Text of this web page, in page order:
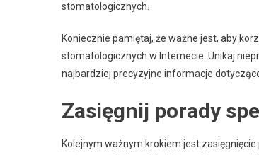
stomatologicznych.
Koniecznie pamiętaj, że ważne jest, aby
stomatologicznych w Internecie. Unikaj
najbardziej precyzyjne informacje
Zasięgnij porady
Kolejnym ważnym krokiem jest